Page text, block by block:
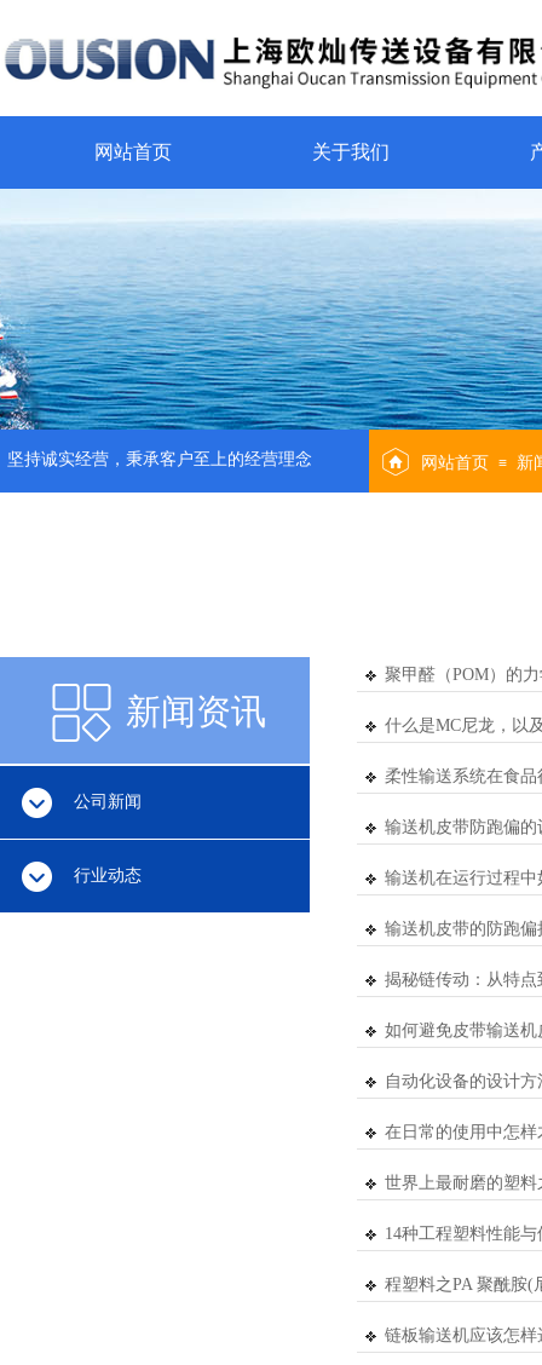
网站首页 关于我们
网站首页 ≡ 新
坚持诚实经营，秉承客户至上的经营理念
聚甲醛（POM）的
什么是MC尼龙，以
柔性输送系统在食
输送机皮带防跑偏的
输送机在运行过程
输送机皮带的防跑偏
揭秘链传动：从特
如何避免皮带输送机
自动化设备的设计方
在日常的使用中怎
世界上最耐磨的塑
14种工程塑料性能
程塑料之PA 聚酰胺(
链板输送机应该怎样
新闻资讯
公司新闻
行业动态